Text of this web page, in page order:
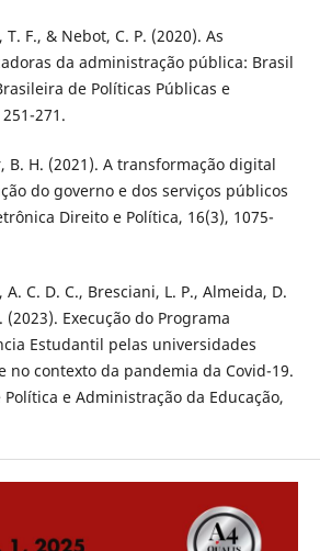
F., & Nebot, C. P. (2020). As
da administração pública: Brasil
de Políticas Públicas e
271.
B. H. (2021). A transformação digital
do governo e dos serviços públicos
Direito e Política, 16(3), 1075-
A. C. D. C., Bresciani, L. P., Almeida, D.
(2023). Execução do Programa
Estudantil pelas universidades
no contexto da pandemia da Covid-19.
e Administração da Educação,